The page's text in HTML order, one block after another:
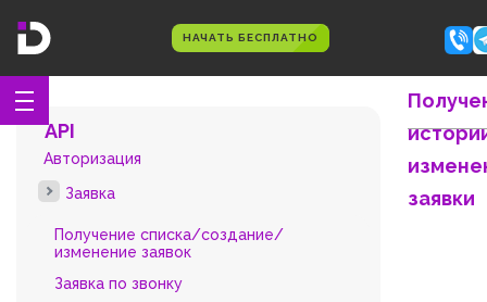
НАЧАТЬ БЕСПЛАТНО
API
Авторизация
Заявка
Получение списка/создание/
изменение заявок
Заявка по звонку
заявки